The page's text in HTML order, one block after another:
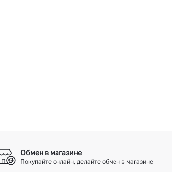
Обмен в магазине
Покупайте онлайн, делайте обмен в магазине